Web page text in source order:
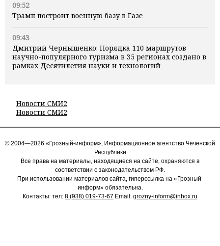
09:52
Трамп построит военную базу в Газе
09:43
Дмитрий Чернышенко: Порядка 110 маршрутов
научно-популярного туризма в 35 регионах создано в
рамках Десятилетия науки и технологий
Новости СМИ2
Новости СМИ2
© 2004—2026 «Грозный-информ», Информационное агентство Чеченской
Республики
Все права на материалы, находящиеся на сайте, охраняются в
соответствии с законодательством РФ.
При использовании материалов сайта, гиперссылка на «Грозный-
информ» обязательна.
Контакты: тел: 8 (938) 019-73-67 Email: grozny-inform@inbox.ru